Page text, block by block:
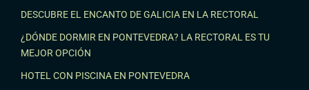
DESCUBRE EL ENCANTO DE GALICIA EN LA RECTORAL
¿DÓNDE DORMIR EN PONTEVEDRA? LA RECTORAL ES TU
MEJOR OPCIÓN
HOTEL CON PISCINA EN PONTEVEDRA